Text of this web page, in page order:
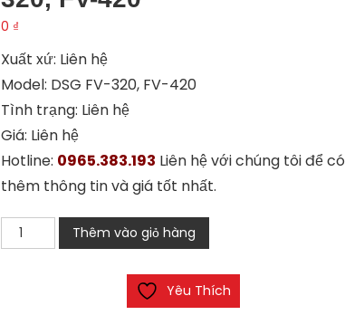
0 ₫
Xuất xứ: Liên hệ
Model: DSG FV-320, FV-420
Tình trạng: Liên hệ
Giá: Liên hệ
Hotline: 0965.383.193 Liên hệ với chúng tôi để có
thêm thông tin và giá tốt nhất.
Công
tắc
Thêm vào giỏ hàng
Yêu Thích